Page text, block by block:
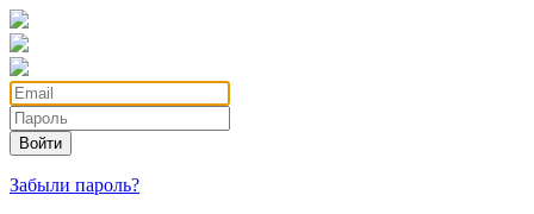
Войти
Забыли пароль?